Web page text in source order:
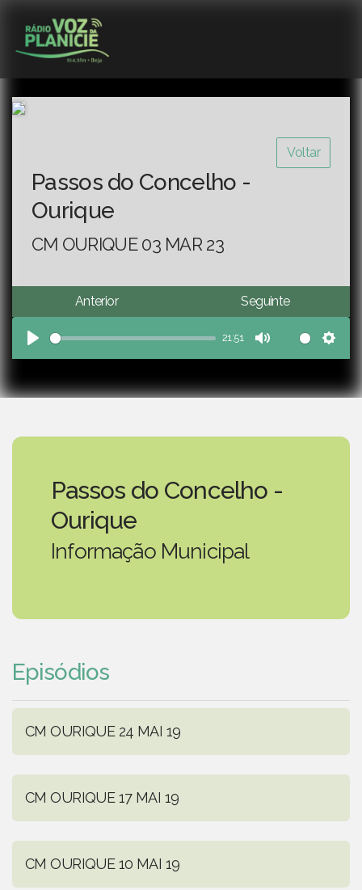
Voltar
Passos do Concelho -
Ourique
CM OURIQUE 03 MAR 23
Anterior Seguinte
Play
21:51
Mute
Passos do Concelho -
Ourique
Informação Municipal
Episódios
CM OURIQUE 24 MAI 19
CM OURIQUE 17 MAI 19
CM OURIQUE 10 MAI 19